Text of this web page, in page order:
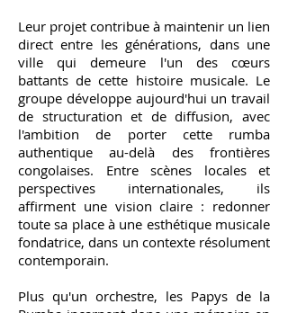
Leur projet contribue à maintenir un lien
direct entre les générations, dans une
ville qui demeure l'un des cœurs
battants de cette histoire musicale. Le
groupe développe aujourd'hui un travail
de structuration et de diffusion, avec
l'ambition de porter cette rumba
authentique au-delà des frontières
congolaises. Entre scènes locales et
perspectives internationales, ils
affirment une vision claire : redonner
toute sa place à une esthétique musicale
fondatrice, dans un contexte résolument
contemporain.
Plus qu'un orchestre, les Papys de la